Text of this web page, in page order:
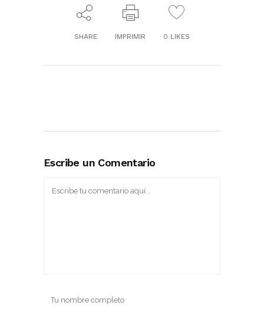
SHARE IMPRIMIR 0 LIKES
Escribe un Comentario